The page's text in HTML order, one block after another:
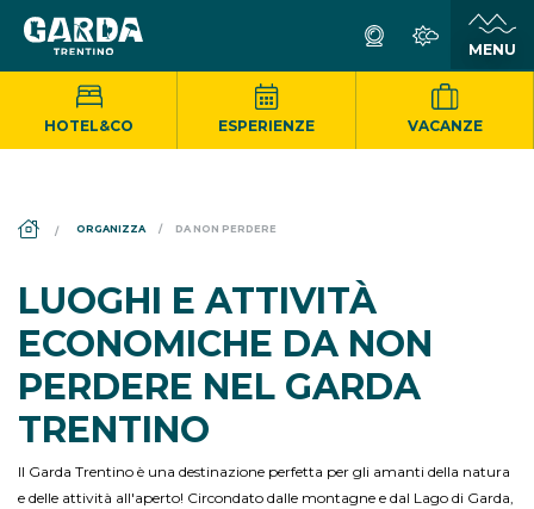
HOTEL&CO ESPERIENZE VACANZE
DS_BREADCRUMB.HOME
ORGANIZZA DA NON PERDERE
LUOGHI E ATTIVITÀ
ECONOMICHE DA NON
PERDERE NEL GARDA
TRENTINO
Il Garda Trentino è una destinazione perfetta per gli amanti della natura
e delle attività all'aperto! Circondato dalle montagne e dal Lago di Garda,